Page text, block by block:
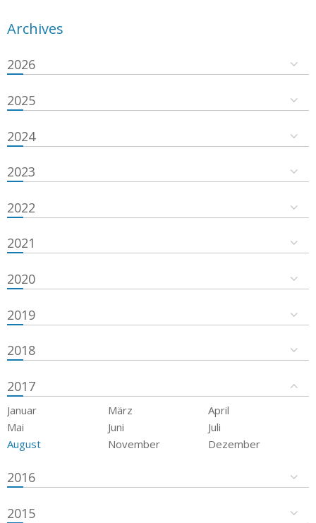
Archives
2026
2025
2024
2023
2022
2021
2020
2019
2018
2017
Januar März
April
Mai
Juni
Juli
August
November Dezember
2016
2015